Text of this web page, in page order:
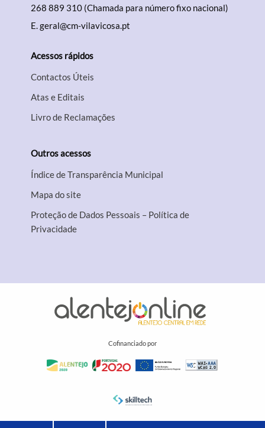
268 889 310 (Chamada para número fixo nacional)
E.geral@cm-vilavicosa.pt
Acessos rápidos
Contactos Úteis
Atas e Editais
Livro de Reclamações
Outros acessos
Índice de Transparência Municipal
Mapa do site
Proteção de Dados Pessoais – Política de
Privacidade
Cofinanciado por